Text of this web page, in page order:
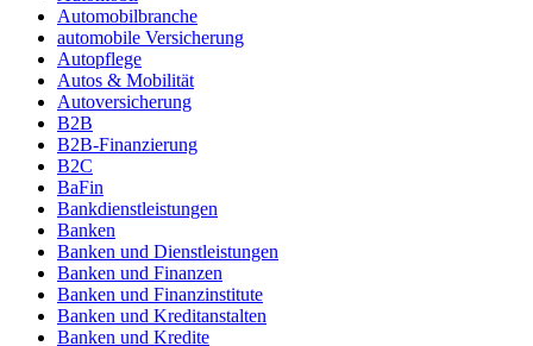
Automobilbranche
automobile Versicherung
Autopflege
Autos & Mobilität
Autoversicherung
B2B
B2B-Finanzierung
B2C
BaFin
Bankdienstleistungen
Banken
Banken und Dienstleistungen
Banken und Finanzen
Banken und Finanzinstitute
Banken und Kreditanstalten
Banken und Kredite